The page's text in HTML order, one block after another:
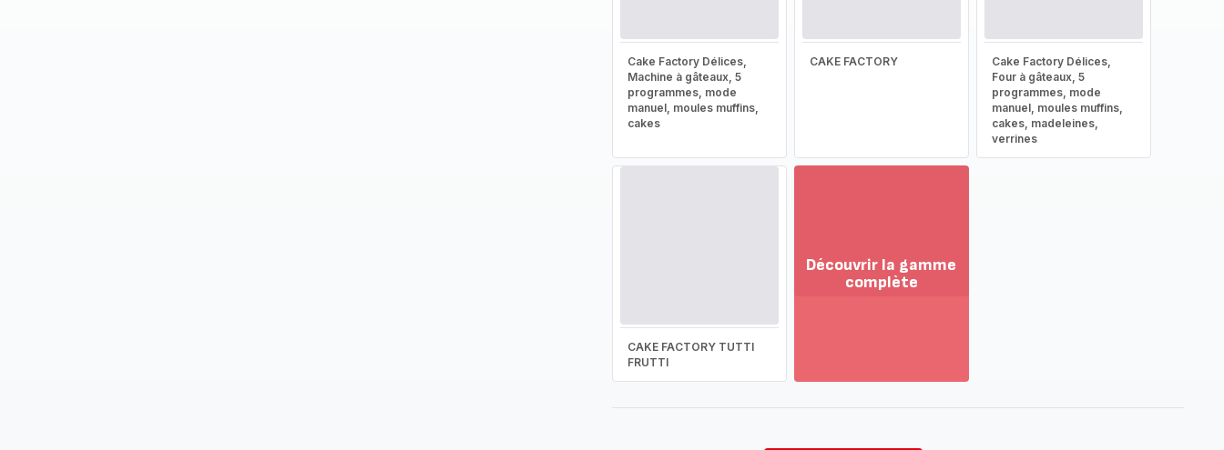
Cake Factory Délices,
Machine à gâteaux, 5
programmes, mode
manuel, moules muffins,
cakes
CAKE FACTORY
Cake Factory Délices,
Four à gâteaux, 5
programmes, mode
manuel, moules muffins,
cakes, madeleines,
verrines
CAKE FACTORY TUTTI
FRUTTI
Découvrir la gamme
complète